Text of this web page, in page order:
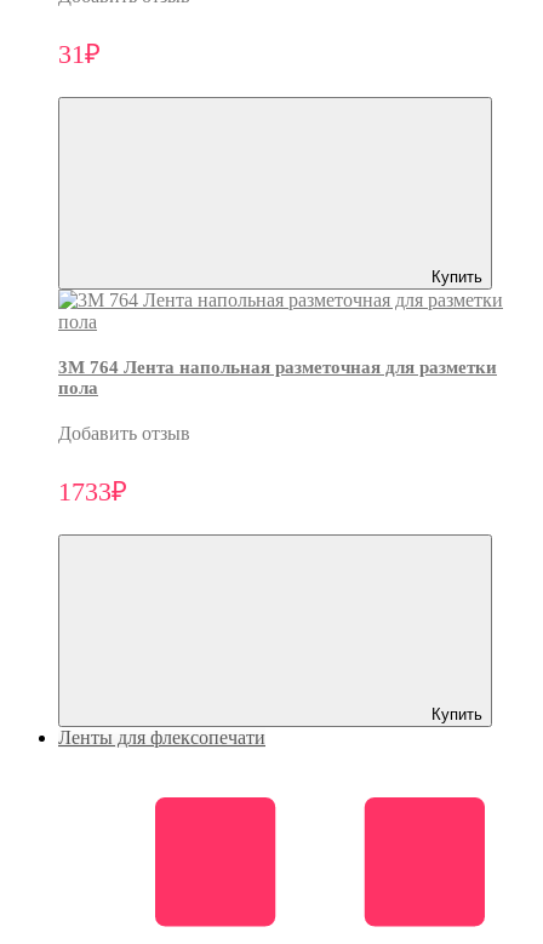
31₽
Купить
3M 764 Лента напольная разметочная для разметки
пола
Добавить отзыв
1733₽
Купить
Ленты для флексопечати